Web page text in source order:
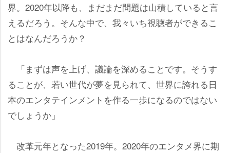
界。2020年以降も、まだまだ問題は山積していると言
えるだろう。そんな中で、我々いち視聴者ができるこ
とはなんだろうか？
「まずは声を上げ、議論を深めることです。そうす
ることが、若い世代が夢を見られて、世界に誇れる日
本のエンタテインメントを作る一歩になるのではない
でしょうか」
改革元年となった2019年。2020年のエンタメ界に期